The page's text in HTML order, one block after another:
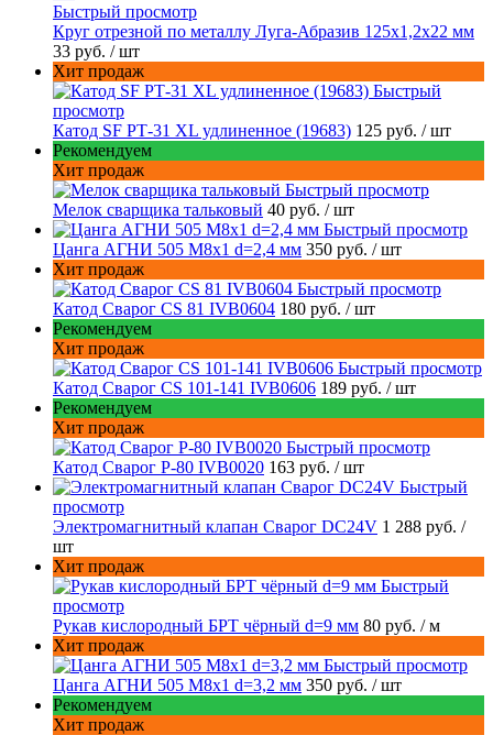
Быстрый просмотр
Круг отрезной по металлу Луга-Абразив 125x1,2x22 мм
33 руб. / шт
Хит продаж
Быстрый
просмотр
Катод SF РТ-31 XL удлиненное (19683) 125 руб. / шт
Рекомендуем
Хит продаж
Быстрый просмотр
Мелок сварщика тальковый 40 руб. / шт
Быстрый просмотр
Цанга АГНИ 505 М8х1 d=2,4 мм 350 руб. / шт
Хит продаж
Быстрый просмотр
Катод Сварог CS 81 IVB0604 180 руб. / шт
Рекомендуем
Хит продаж
Быстрый просмотр
Катод Сварог CS 101-141 IVB0606 189 руб. / шт
Рекомендуем
Хит продаж
Быстрый просмотр
Катод Сварог P-80 IVB0020 163 руб. / шт
Быстрый
просмотр
Электромагнитный клапан Сварог DC24V 1 288 руб. /
шт
Хит продаж
Быстрый
просмотр
Рукав кислородный БРТ чёрный d=9 мм 80 руб. / м
Хит продаж
Быстрый просмотр
Цанга АГНИ 505 М8х1 d=3,2 мм 350 руб. / шт
Рекомендуем
Хит продаж